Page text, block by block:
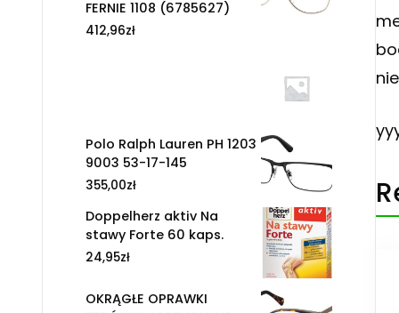
FERNIE 1108 (6785627)
412,96zł
Polo Ralph Lauren PH 1203
9003 53-17-145
355,00zł
Doppelherz aktiv Na
stawy Forte 60 kaps.
24,95zł
OKRĄGŁE OPRAWKI